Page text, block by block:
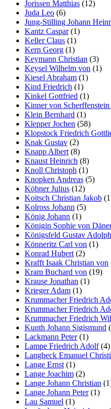
Jorissen Matthias (12)
Juda Leo (6)
Jung-Stilling Johann
Kantz Caspar(1)
Keller Claus (1)
Kern Georg (1)
Keymann Christian (3)
Keysel Wilhelm von (1)
Kiesel Abraham (1)
Kind Friedrich (1)
Kinkel Gottfried (1)
Kinner von
Klein Bernhard (1)
Klepper Jochen (58)
Klopstock Friedrich
Knak Gustav (2)
Knapp Albert (8)
Knaust Heinrich (8)
Knoll Christoph (1)
Knopken Andreas (5)
Köbner Julius (12)
Koitsch Christian Jakob
Kolross Johann (5)
König Johann (1)
Königin Sophie von
Königsfeld Gustav Adolph
Könneritz Carl von (1)
Konrad Hubert (2)
Krafft Isaak Christian von
Kram Buchard von (19)
Krause Jonathan (1)
Krieger Adam (1)
Krummacher Friedrich
Krummacher Friedrich
Krummacher Friedrich
Kunth Johann Sigismund
Lackmann Peter(1)
Lampe Friedrich Adolf(4)
Langbeck Emanuel
Lange Ernst (1)
Lange Joachim (2)
Lange Johann Christian
Lange Johann Peter(1)
Lau Samuel (1)